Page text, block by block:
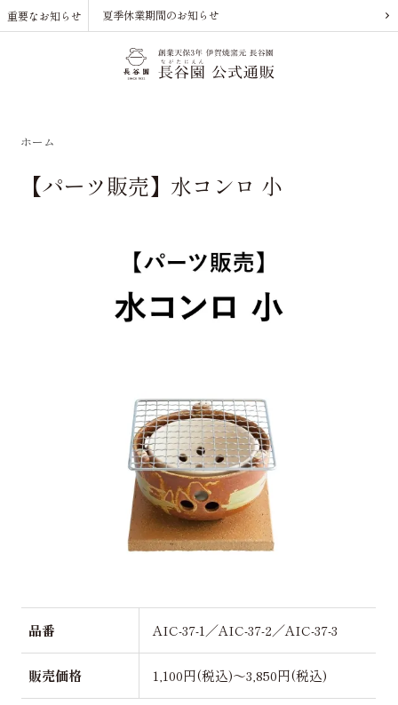
重要なお知らせ 夏季休業期間のお知らせ
ホーム
【パーツ販売】水コンロ 小
品番 AIC-37-1／AIC-37-2／AIC-37-3
販売価格 1,100円(税込)～3,850円(税込)